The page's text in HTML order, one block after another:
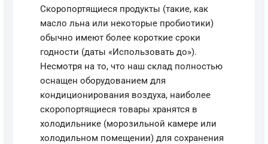
Скоропортящиеся продукты (такие, как
масло льна или некоторые пробиотики)
обычно имеют более короткие сроки
годности (даты «Использовать до»).
Несмотря на то, что наш склад полностью
оснащен оборудованием для
кондиционирования воздуха, наиболее
скоропортящиеся товары хранятся в
холодильнике (морозильной камере или
холодильном помещении) для сохранения